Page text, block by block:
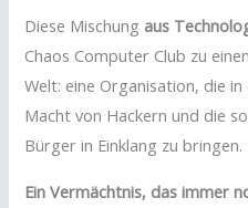
Diese Mischung aus
Chaos Computer Club zu
Welt: eine Organisation, die
Macht von Hackern und die
Bürger in Einklang zu bringen.
Ein Vermächtnis, das immer